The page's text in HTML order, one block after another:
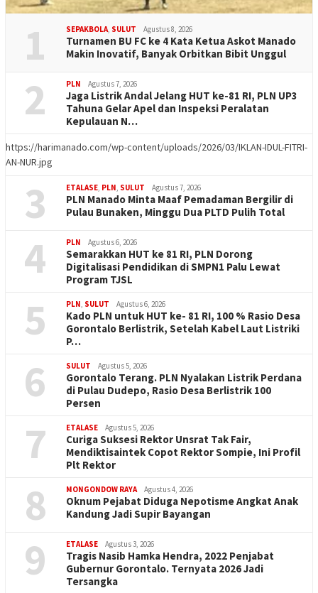
1 SEPAKBOLA SULUT Agustus 8, 2026
Turnamen BU FC ke 4 Kata Ketua Askot Manado
Makin Inovatif, Banyak Orbitkan Bibit Unggul
2 PLN Agustus 7, 2026
Jaga Listrik Andal Jelang HUT ke-81 RI, PLN UP3
Tahuna Gelar Apel dan Inspeksi Peralatan
Kepulauan N…
https://harimanado.com/wp-content/uploads/2026/03/IKLAN-IDUL-FITRI-
AN-NUR.jpg
3 ETALASE PLN SULUT Agustus 7, 2026
PLN Manado Minta Maaf Pemadaman Bergilir di
Pulau Bunaken, Minggu Dua PLTD Pulih Total
4 PLN Agustus 6, 2026
Semarakkan HUT ke 81 RI, PLN Dorong
Digitalisasi Pendidikan di SMPN1 Palu Lewat
Program TJSL
5 PLN SULUT Agustus 6, 2026
Kado PLN untuk HUT ke- 81 RI, 100 % Rasio Desa
Gorontalo Berlistrik, Setelah Kabel Laut Listriki
P…
6 SULUT Agustus 5, 2026
Gorontalo Terang. PLN Nyalakan Listrik Perdana
di Pulau Dudepo, Rasio Desa Berlistrik 100
Persen
7 ETALASE Agustus 5, 2026
Curiga Suksesi Rektor Unsrat Tak Fair,
Mendiktisaintek Copot Rektor Sompie, Ini Profil
Plt Rektor
8 MONGONDOW RAYA Agustus 4, 2026
Oknum Pejabat Diduga Nepotisme Angkat Anak
Kandung Jadi Supir Bayangan
9 ETALASE Agustus 3, 2026
Tragis Nasib Hamka Hendra, 2022 Penjabat
Gubernur Gorontalo. Ternyata 2026 Jadi
Tersangka